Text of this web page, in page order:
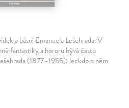
a básní Emanuela Lešehrada. V
fantastiky a hororu bývá často
(1877–1955); leckdo o něm